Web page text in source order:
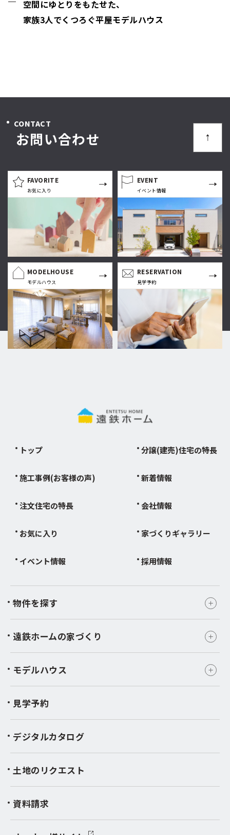
空間にゆとりをもたせた、
家族3人でくつろぐ平屋モデルハウス
CONTACT
お問い合わせ
FAVORITE
お気に入り
EVENT
イベント情報
MODELHOUSE
モデルハウス
RESERVATION
見学予約
トップ 分譲(建売)住宅の特長
施工事例(お客様の声) 新着情報
注文住宅の特長 会社情報
お気に入り 家づくりギャラリー
イベント情報 採用情報
物件を探す
遠鉄ホームの家づくり
モデルハウス
見学予約
デジタルカタログ
土地のリクエスト
資料請求